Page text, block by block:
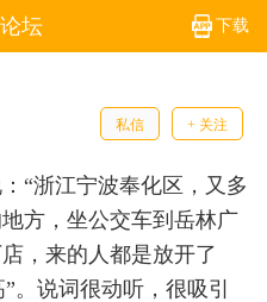
下载
坛
私信 + 关注
“浙江宁波奉化区，又多
方，坐公交车到岳林广
，来的人都是放开了
。说词很动听，很吸引